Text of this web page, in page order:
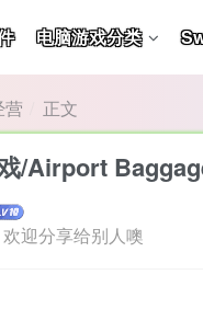
电脑游戏分类
营 正文
/Airport
迎分享给别人噢